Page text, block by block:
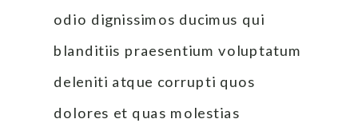
odio dignissimos ducimus qui
blanditiis praesentium voluptatum
deleniti atque corrupti quos
dolores et quas molestias